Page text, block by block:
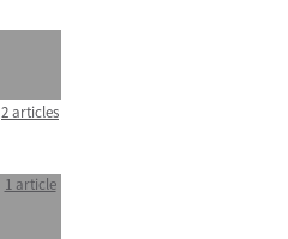
2 articles
1 article